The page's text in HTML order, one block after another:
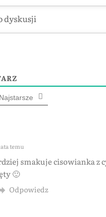
Najstarsze
temu
smakuje cisowianka z
🙂
Odpowiedz